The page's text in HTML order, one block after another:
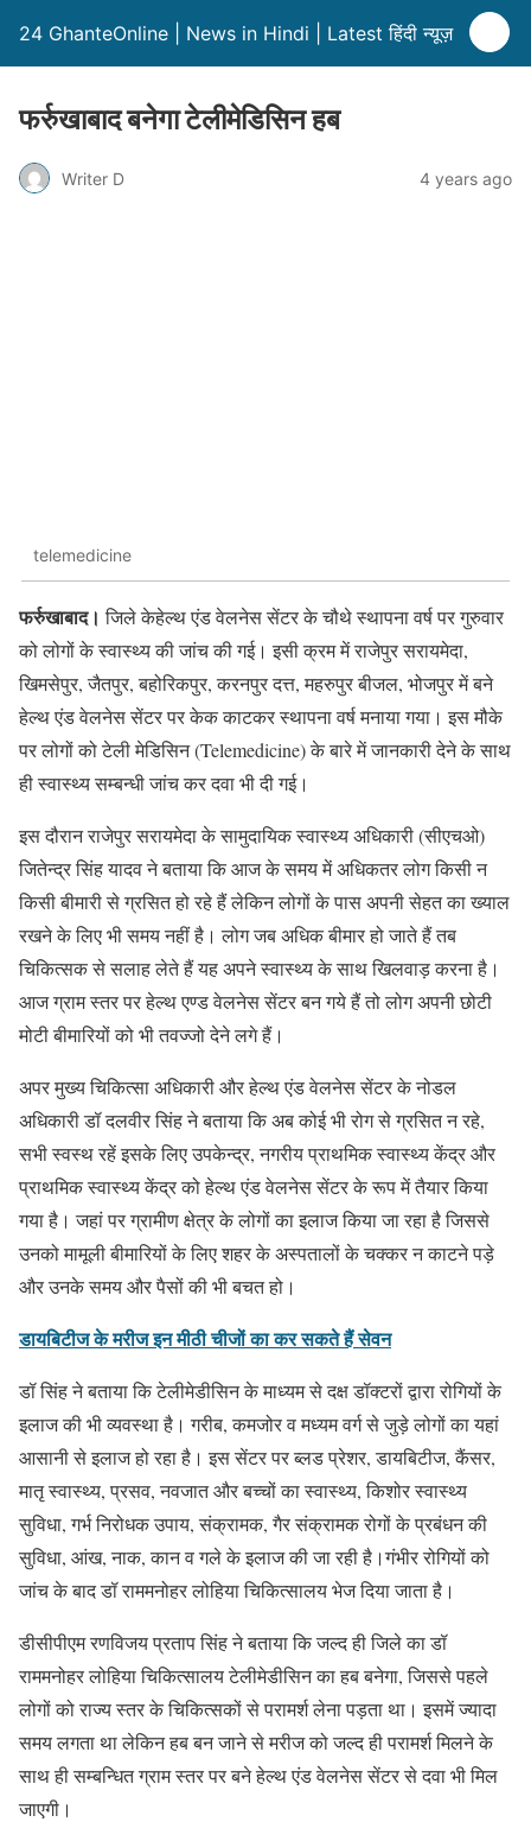
24 GhanteOnline | News in Hindi | Latest हिंदी न्यूज़
फर्रुखाबाद बनेगा टेलीमेडिसिन हब
Writer D 4 years ago
telemedicine
फर्रुखाबाद। जिले केहेल्थ एंड वेलनेस सेंटर के चौथे स्थापना वर्ष पर गुरुवार
को लोगों के स्वास्थ्य की जांच की गई। इसी क्रम में राजेपुर सरायमेदा,
खिमसेपुर, जैतपुर, बहोरिकपुर, करनपुर दत्त, महरुपुर बीजल, भोजपुर में बने
हेल्थ एंड वेलनेस सेंटर पर केक काटकर स्थापना वर्ष मनाया गया। इस मौके
पर लोगों को टेली मेडिसिन (Telemedicine) के बारे में जानकारी देने के साथ
ही स्वास्थ्य सम्बन्धी जांच कर दवा भी दी गई।
इस दौरान राजेपुर सरायमेदा के सामुदायिक स्वास्थ्य अधिकारी (सीएचओ)
जितेन्द्र सिंह यादव ने बताया कि आज के समय में अधिकतर लोग किसी न
किसी बीमारी से ग्रसित हो रहे हैं लेकिन लोगों के पास अपनी सेहत का ख्याल
रखने के लिए भी समय नहीं है। लोग जब अधिक बीमार हो जाते हैं तब
चिकित्सक से सलाह लेते हैं यह अपने स्वास्थ्य के साथ खिलवाड़ करना है।
आज ग्राम स्तर पर हेल्थ एण्ड वेलनेस सेंटर बन गये हैं तो लोग अपनी छोटी
मोटी बीमारियों को भी तवज्जो देने लगे हैं।
अपर मुख्य चिकित्सा अधिकारी और हेल्थ एंड वेलनेस सेंटर के नोडल
अधिकारी डॉ दलवीर सिंह ने बताया कि अब कोई भी रोग से ग्रसित न रहे,
सभी स्वस्थ रहें इसके लिए उपकेन्द्र, नगरीय प्राथमिक स्वास्थ्य केंद्र और
प्राथमिक स्वास्थ्य केंद्र को हेल्थ एंड वेलनेस सेंटर के रूप में तैयार किया
गया है। जहां पर ग्रामीण क्षेत्र के लोगों का इलाज किया जा रहा है जिससे
उनको मामूली बीमारियों के लिए शहर के अस्पतालों के चक्कर न काटने पड़े
और उनके समय और पैसों की भी बचत हो।
डायबिटीज के मरीज इन मीठी चीजों का कर सकते हैं सेवन
डॉ सिंह ने बताया कि टेलीमेडीसिन के माध्यम से दक्ष डॉक्टरों द्वारा रोगियों के
इलाज की भी व्यवस्था है। गरीब, कमजोर व मध्यम वर्ग से जुड़े लोगों का यहां
आसानी से इलाज हो रहा है। इस सेंटर पर ब्लड प्रेशर, डायबिटीज, कैंसर,
मातृ स्वास्थ्य, प्रसव, नवजात और बच्चों का स्वास्थ्य, किशोर स्वास्थ्य
सुविधा, गर्भ निरोधक उपाय, संक्रामक, गैर संक्रामक रोगों के प्रबंधन की
सुविधा, आंख, नाक, कान व गले के इलाज की जा रही है।गंभीर रोगियों को
जांच के बाद डॉ राममनोहर लोहिया चिकित्सालय भेज दिया जाता है।
डीसीपीएम रणविजय प्रताप सिंह ने बताया कि जल्द ही जिले का डॉ
राममनोहर लोहिया चिकित्सालय टेलीमेडीसिन का हब बनेगा, जिससे पहले
लोगों को राज्य स्तर के चिकित्सकों से परामर्श लेना पड़ता था। इसमें ज्यादा
समय लगता था लेकिन हब बन जाने से मरीज को जल्द ही परामर्श मिलने के
साथ ही सम्बन्धित ग्राम स्तर पर बने हेल्थ एंड वेलनेस सेंटर से दवा भी मिल
जाएगी।